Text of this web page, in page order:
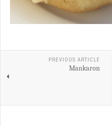
PREVIOUS ARTICLE
Mankaron